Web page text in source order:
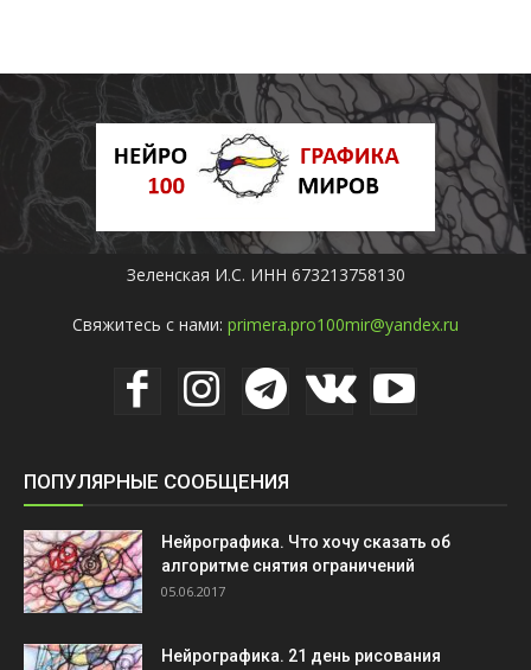
Зеленская И.С. ИНН 673213758130
Свяжитесь с нами: primera.pro100mir@yandex.ru
ПОПУЛЯРНЫЕ СООБЩЕНИЯ
Нейрографика. Что хочу сказать об
алгоритме снятия ограничений
05.06.2017
Нейрографика. 21 день рисования